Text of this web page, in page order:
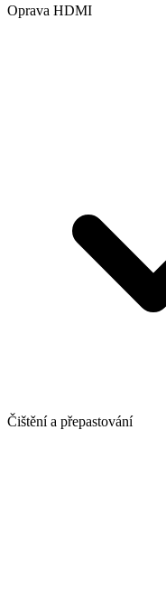
Oprava HDMI
Čištění a přepastování